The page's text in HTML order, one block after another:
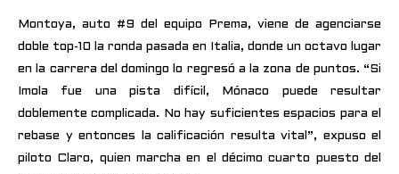
Montoya, auto #9 del equipo Prema, viene de agenciarse
doble top-10 la ronda pasada en Italia, donde un octavo lugar
en la carrera del domingo lo regresó a la zona de puntos. “Si
Imola fue una pista difícil, Mónaco puede resultar
doblemente complicada. No hay suficientes espacios para el
rebase y entonces la calificación resulta vital”, expuso el
piloto Claro, quien marcha en el décimo cuarto puesto del